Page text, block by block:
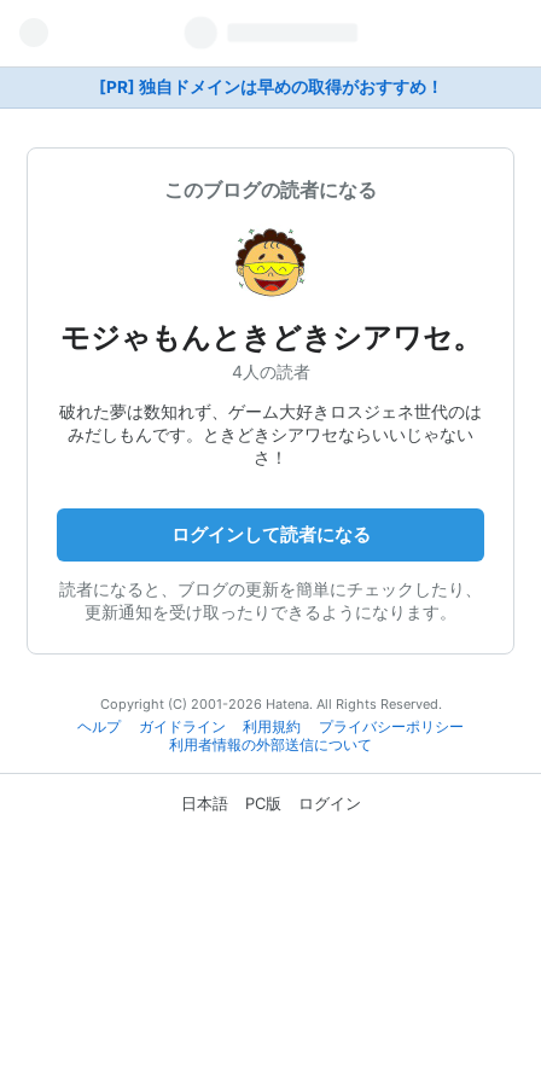
[PR] 独自ドメインは早めの取得がおすすめ！
このブログの読者になる
モジゃもんときどきシアワセ。
4人の読者
破れた夢は数知れず、ゲーム大好きロスジェネ世代のは
みだしもんです。ときどきシアワセならいいじゃない
さ！
ログインして読者になる
読者になると、ブログの更新を簡単にチェックしたり、
更新通知を受け取ったりできるようになります。
Copyright (C) 2001-2026 Hatena. All Rights Reserved.
ヘルプ
ガイドライン 利用規約
プライバシーポリシー
利用者情報の外部送信について
日本語 PC版 ログイン